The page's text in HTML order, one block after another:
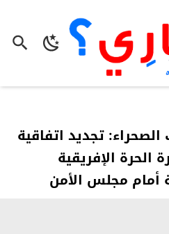
تجديد اتفاقية
الحرة الإفريقية
أمام مجلس الأمن